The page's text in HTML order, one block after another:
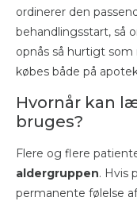
ordinerer den
behandlingsstart, så
opnås så hurtigt
købes både på
Hvornår kan
bruges?
Flere og flere
aldergruppen. Hvis
permanente følelse